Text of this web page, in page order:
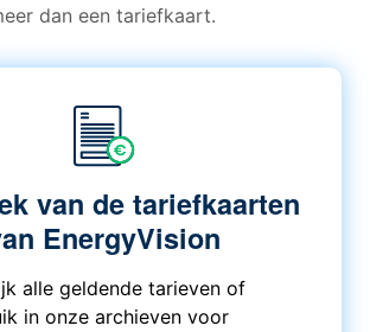
dan een tariefkaart.
van de tariefkaarten
EnergyVision
alle geldende tarieven of
in onze archieven voor